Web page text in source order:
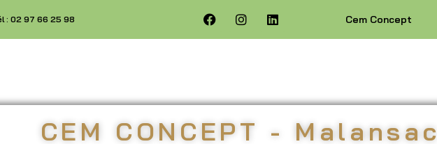
: 02 97 66 25 98 Cem Concept
CEM CONCEPT - Malansac